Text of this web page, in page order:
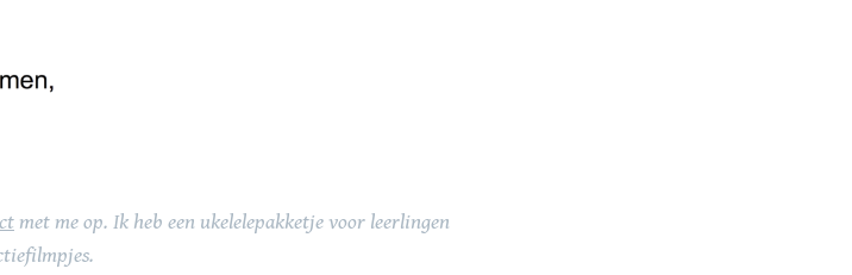
met me op. Ik heb een ukelelepakketje voor leerlingen